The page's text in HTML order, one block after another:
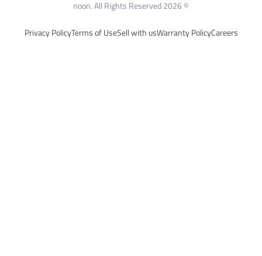
Sell with us
Terms of Use
Privacy Policy